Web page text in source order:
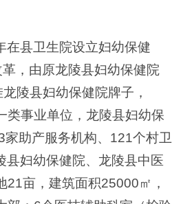
在县卫生院设立妇幼保健
，由原龙陵县妇幼保健院
陵县妇幼保健院牌子，
类事业单位，龙陵县妇幼保
助产服务机构、121个村卫
县妇幼保健院、龙陵县中医
亩，建筑面积25000㎡，